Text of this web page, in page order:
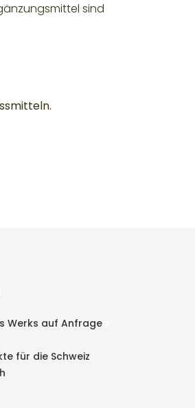
sind
Werks auf Anfrage
für die Schweiz